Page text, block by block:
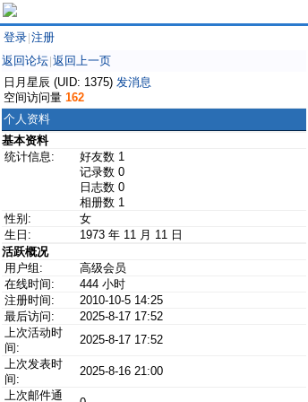
登录 注册
返回论坛 返回上一页
日月星辰 (UID: 1375) 发消息
空间访问量 162
个人资料
基本资料
统计信息:
好友数 1
记录数 0
日志数 0
相册数 1
性别:
女
生日:
1973 年 11 月 11 日
活跃概况
用户组:
高级会员
在线时间:
444 小时
注册时间:
2010-10-5 14:25
最后访问:
2025-8-17 17:52
上次活动时
间:
2025-8-17 17:52
上次发表时
间:
2025-8-16 21:00
上次邮件通